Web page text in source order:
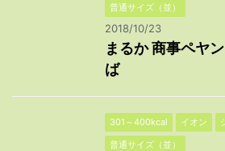
普通サイズ（並）
2018/10/23
まるか 商事ペヤ
ば
301～400kcal イオン
普通サイズ（並）